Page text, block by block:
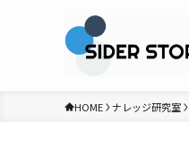
HOME ナレッジ研究室